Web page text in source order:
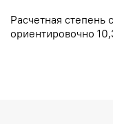
Расчетная
ориентировочно